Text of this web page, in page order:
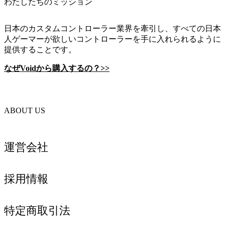
わたしたちのミッション
日本のカスタムコントローラー業界を牽引し、すべての日本
人ゲーマーが欲しいコントローラーを手に入れられるように
提供することです。
なぜVoidから購入するの？>>
ABOUT US
運営会社
採用情報
特定商取引法